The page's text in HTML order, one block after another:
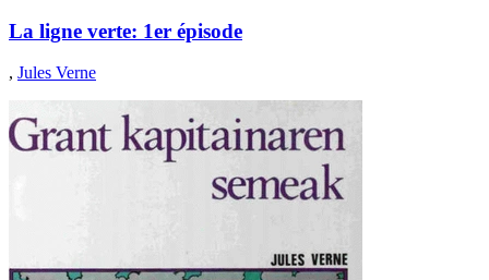
La ligne verte: 1er épisode
, Jules Verne